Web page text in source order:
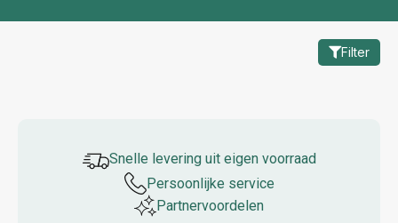
Filter
Snelle levering uit eigen voorraad
Persoonlijke service
Partner­voordelen